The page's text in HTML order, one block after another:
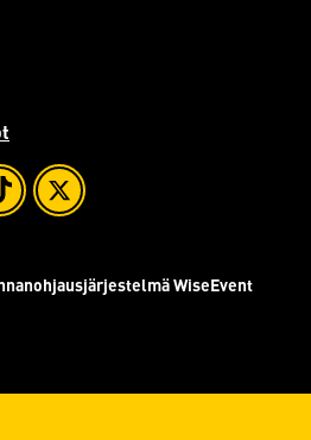
WiseEvent